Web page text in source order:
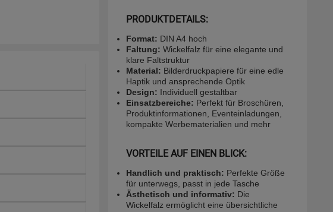
PRODUKTDETAILS:
Format: DIN A4 hoch
Faltung: Wickelfalz für eine elegante und
klare Faltstruktur
Material: Bilderdruckpapiere für eine edle
Haptik und ansprechende Optik
Design: Individuell gestaltbar
Einsatzbereiche: Perfekt für Broschüren,
Produktinformationen, Eventeinladungen,
kompakte Werbematerialien und mehr
VORTEILE AUF EINEN BLICK:
Handlich und praktisch: Perfekte Größe
für unterwegs, passt in jede Tasche
Ästhetisch und informativ: Die
Wickelfalz ermöglicht eine übersichtliche